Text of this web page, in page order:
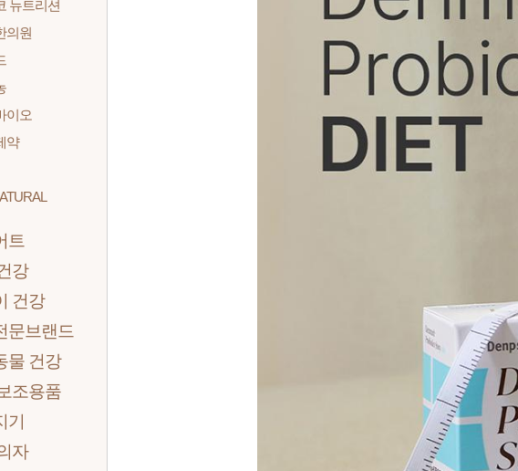
뉴트리션
의원
이오
약
트
강
건강
문브랜드
물 건강
조용품
기
자